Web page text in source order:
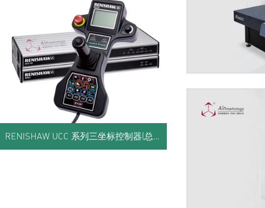
RENISHAW UCC 系列三坐标控制器(总览)